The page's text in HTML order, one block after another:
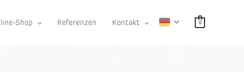
Shop Referenzen Kontakt 0